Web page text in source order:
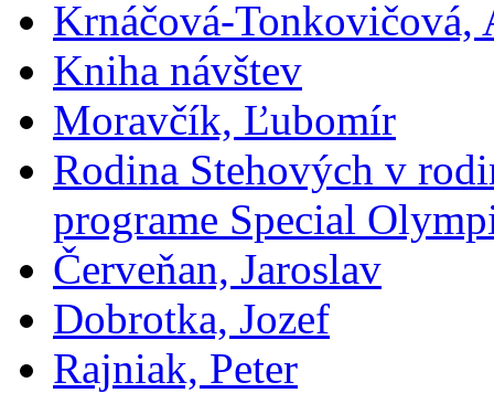
Krnáčová-Tonkovičová,
Kniha návštev
Moravčík, Ľubomír
Rodina Stehových v
programe Special
Červeňan, Jaroslav
Dobrotka, Jozef
Rajniak, Peter